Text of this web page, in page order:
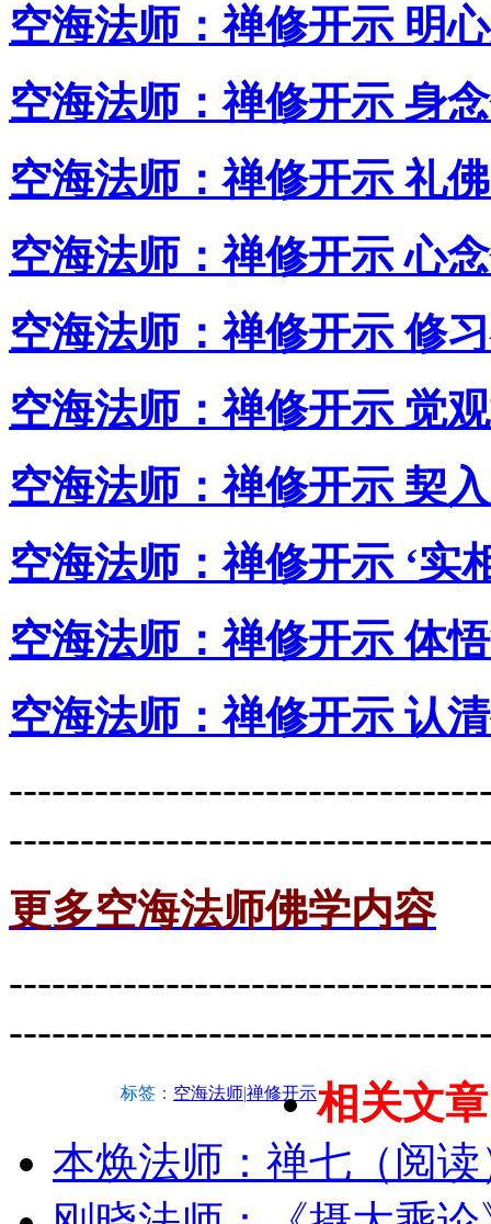
空海法师：禅修开示 明
空海法师：禅修开示 身
空海法师：禅修开示 礼
空海法师：禅修开示 心
空海法师：禅修开示 修
空海法师：禅修开示 觉
空海法师：禅修开示 契
空海法师：禅修开示 ‘实
空海法师：禅修开示 体
空海法师：禅修开示 认
更多空海法师佛学内容
标签： 空海法师|禅修开示相关文章
本焕法师：禅七（阅读